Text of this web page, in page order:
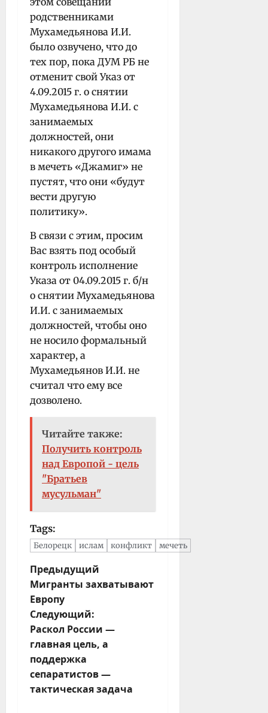
родственниками
Мухамедьянова И.И.
было озвучено, что до
тех пор, пока ДУМ РБ не
отменит свой Указ от
4.09.2015 г. о снятии
Мухамедьянова И.И. с
занимаемых
должностей, они
никакого другого имама
в мечеть «Джамиг» не
пустят, что они «будут
вести другую
политику».
В связи с этим, просим
Вас взять под особый
контроль исполнение
Указа от 04.09.2015 г. б/н
о снятии Мухамедьянова
И.И. с занимаемых
должностей, чтобы оно
не носило формальный
характер, а
Мухамедьянов И.И. не
считал что ему все
дозволено.
Читайте также:
Получить контроль
над Европой - цель
"Братьев
мусульман"
Tags:
Белорецк ислам конфликт мечеть
Н
а
в
и
г
а
ц
и
я
Предыдущий
Мигранты захватывают
Европу
Следующий:
Раскол России —
главная цель, а
поддержка
сепаратистов —
тактическая задача